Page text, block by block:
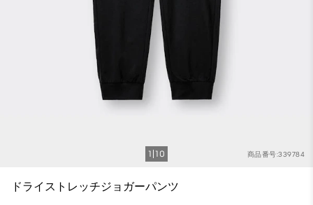
商品番号:339784
1 10
ドライストレッチジョガーパンツ